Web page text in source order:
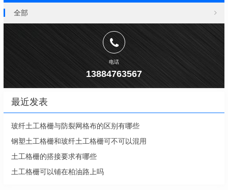
全部
电话
13884763567
最近发表
玻纤土工格栅与防裂网格布的区别有哪些
钢塑土工格栅和玻纤土工格栅可不可以混用
土工格栅的搭接要求有哪些
土工格栅可以铺在柏油路上吗